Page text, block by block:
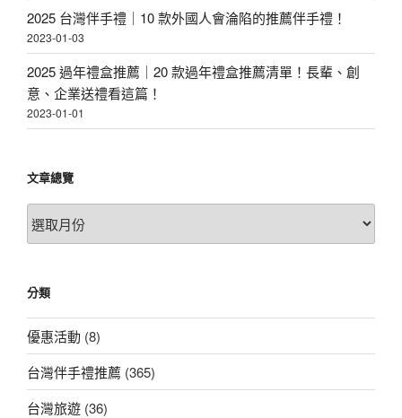
2025 台灣伴手禮｜10 款外國人會淪陷的推薦伴手禮！
2023-01-03
2025 過年禮盒推薦｜20 款過年禮盒推薦清單！長輩、創
意、企業送禮看這篇！
2023-01-01
文章總覽
文
章
分類
優惠活動 (8)
台灣伴手禮推薦 (365)
台灣旅遊 (36)